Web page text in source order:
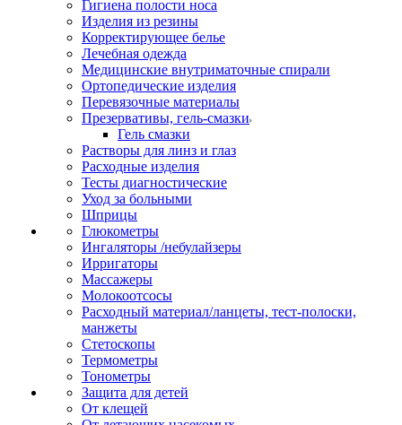
Гигиена полости носа
Изделия из резины
Корректирующее белье
Лечебная одежда
Медицинские внутриматочные спирали
Ортопедические изделия
Перевязочные материалы
Презервативы, гель-смазки
Гель смазки
Растворы для линз и глаз
Расходные изделия
Тесты диагностические
Уход за больными
Шприцы
Глюкометры
Ингаляторы /небулайзеры
Ирригаторы
Массажеры
Молокоотсосы
Расходный материал/ланцеты, тест-полоски,
манжеты
Стетоскопы
Термометры
Тонометры
Защита для детей
От клещей